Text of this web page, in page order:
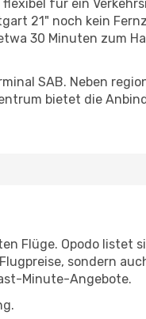
für ein
21" noch kein
30 Minuten zum
SAB. Neben
bietet die
Flüge. Opodo listet
sondern
Minute-Angebote.